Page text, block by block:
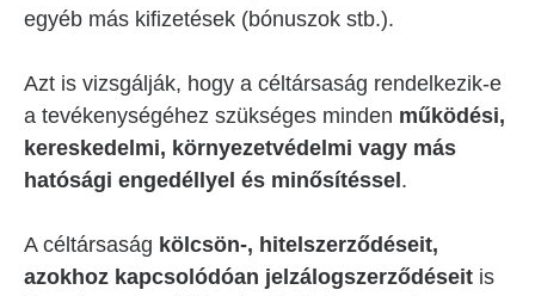
egyéb más kifizetések (bónuszok stb.).
Azt is vizsgálják, hogy a céltársaság rendelkezik-e
a tevékenységéhez szükséges minden működési,
kereskedelmi, környezetvédelmi vagy más
hatósági engedéllyel és minősítéssel .
A céltársaság kölcsön-, hitelszerződéseit,
azokhoz kapcsolódóan jelzálogszerződéseit is